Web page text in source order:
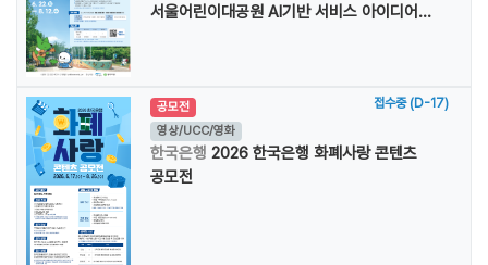
서울어린이대공원 AI기반 서비스 아이디어...
공모전
접수중 (D-17)
영상/UCC/영화
한국은행 2026 한국은행 화폐사랑 콘텐츠
공모전